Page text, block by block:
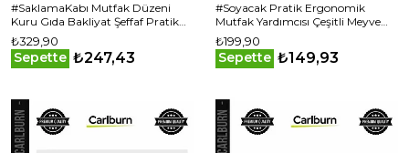
#SaklamaKabı Mutfak Düzeni
Kuru Gıda Bakliyat Şeffaf Pratik
Depolama 2.4 lt Şık Erzak
Saklama Kabı
₺329,90
Sepette ₺247,43
#Soyacak Pratik Ergonomik
Mutfak Yardımcısı Çeşitli Meyve
Soyma Hızlı Güvenli Plastik Elma
Soyacağı
₺199,90
Sepette ₺149,93